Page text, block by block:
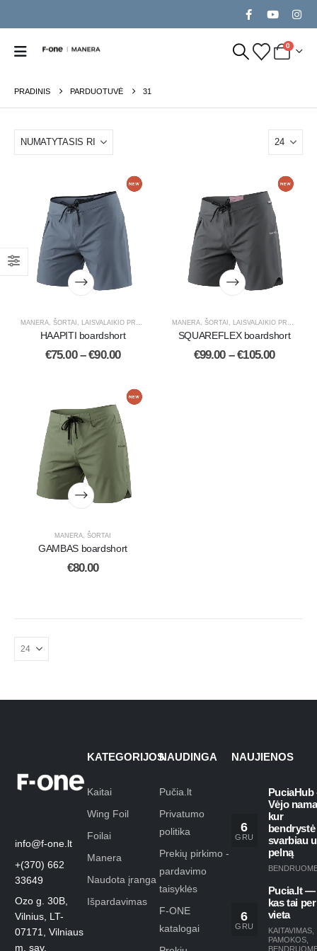
0
PRADINIS PARDUOTUVĖ 31
MANERA ,ŠORTAI LAISVALAIKIO PREKĖS
HAAPITI boardshort
€75.00 – €90.00
MANERA ,ŠORTAI LAISVALAIKIO PREKĖS
SQUAREFLEX boardshort
€99.00 – €105.00
MANERA ŠORTAI
GAMBAS boardshort
€80.00
info@f-one.lt
+(370) 662
33649
Ozo g. 30B,
Vilnius, LT-
07171, Vilniaus
m. sav.
KATEGORIJOS
Kaitai
Wing Foil
Foilai
Manera
Naudota įranga
Išpardavimas
NAUDINGA
Pučia.lt
Privatumo
politika
Prekių pirkimo -
pardavimo
taisyklės
F-ONE
katalogai
NAUJIENOS
6
GRU
PuciaHub
Vėjo
kur
bendrystė
svarbiau
pelną
6
GRU
Pucia.lt —
kas tai per
vieta
KAITAVIMAS
PAMOKOS